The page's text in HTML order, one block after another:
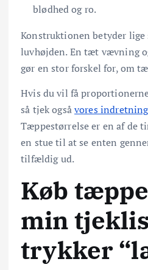
blødhed og ro.
Konstruktionen betyder lige
luvhøjden. En tæt vævning
gør en stor forskel for, om
Hvis du vil få
så tjek ogsåvores
Tæppestørrelse er en af de
en stue til at se enten
tilfældig ud.
Køb
min
trykker